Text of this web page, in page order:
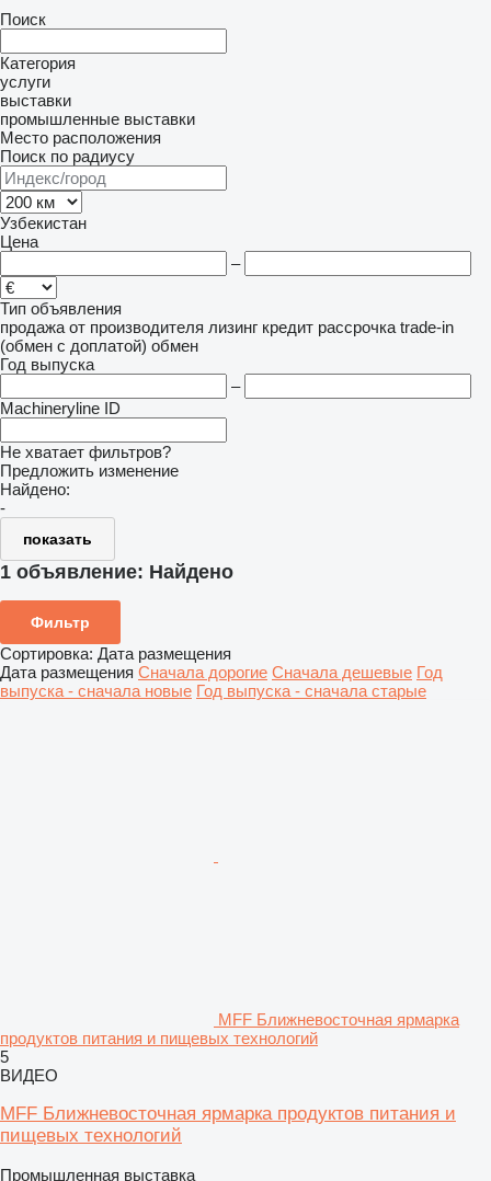
Поиск
Категория
услуги
выставки
промышленные выставки
Место расположения
Поиск по радиусу
Узбекистан
Цена
–
Тип объявления
продажа от производителя лизинг кредит рассрочка trade-in
(обмен с доплатой) обмен
Год выпуска
–
Machineryline ID
Не хватает фильтров?
Предложить изменение
Найдено:
-
показать
1 объявление: Найдено
Фильтр
Сортировка: Дата размещения
Дата размещения Сначала дорогие Сначала дешевые Год
выпуска - сначала новые Год выпуска - сначала старые
MFF Ближневосточная ярмарка
продуктов питания и пищевых технологий
5
ВИДЕО
MFF Ближневосточная ярмарка продуктов питания и
пищевых технологий
Промышленная выставка